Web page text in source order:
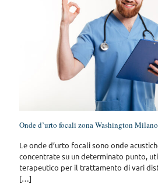
Onde d’urto focali zona Washington Milano
Le onde d’urto focali sono onde
concentrate su un determinato punto,
terapeutico per il trattamento di vari
[…]